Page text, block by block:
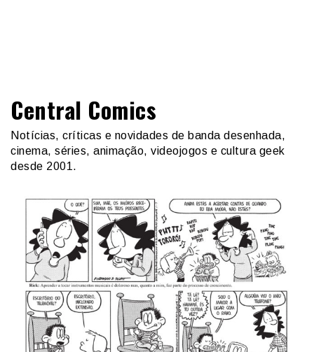
Central Comics
Notícias, críticas e novidades de banda desenhada,
cinema, séries, animação, videojogos e cultura geek
desde 2001.